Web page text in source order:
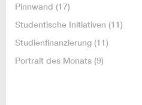
Pinnwand (17)
Studentische Initiativen (11)
Studienfinanzierung (11)
Portrait des Monats (9)